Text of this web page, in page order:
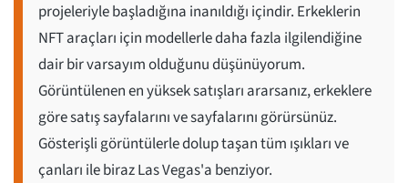
projeleriyle başladığına inanıldığı içindir. Erkeklerin
NFT araçları için modellerle daha fazla ilgilendiğine
dair bir varsayım olduğunu düşünüyorum.
Görüntülenen en yüksek satışları ararsanız, erkeklere
göre satış sayfalarını ve sayfalarını görürsünüz.
Gösterişli görüntülerle dolup taşan tüm ışıkları ve
çanları ile biraz Las Vegas'a benziyor.